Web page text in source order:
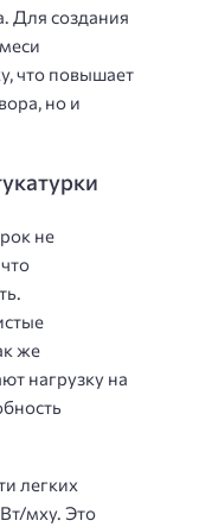
Для создания
что повышает
но и
не
же
нагрузку на
легких
мху. Это